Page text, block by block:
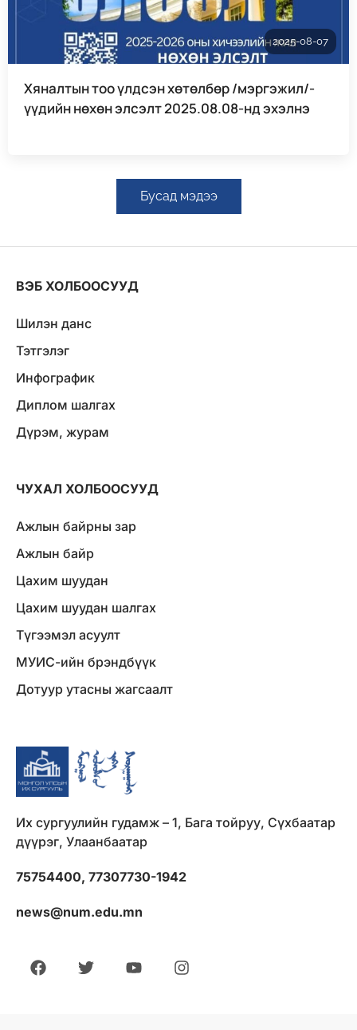
2025-08-07
Хяналтын тоо үлдсэн хөтөлбөр /мэргэжил/-
үүдийн нөхөн элсэлт 2025.08.08-нд эхэлнэ
Бусад мэдээ
ВЭБ ХОЛБООСУУД
Шилэн данс
Тэтгэлэг
Инфографик
Диплом шалгах
Дүрэм, журам
ЧУХАЛ ХОЛБООСУУД
Ажлын байрны зар
Ажлын байр
Цахим шуудан
Цахим шуудан шалгах
Түгээмэл асуулт
МУИС-ийн брэндбүүк
Дотуур утасны жагсаалт
Их сургуулийн гудамж – 1, Бага тойруу, Сүхбаатар
дүүрэг, Улаанбаатар
75754400, 77307730-1942
news@num.edu.mn